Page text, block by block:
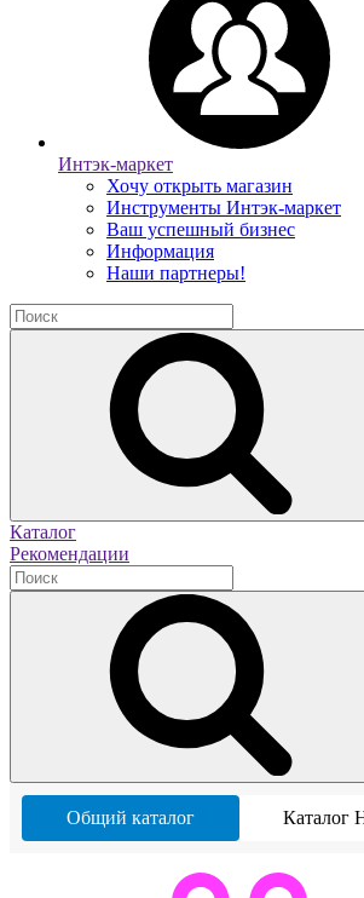
Интэк-маркет
Хочу открыть магазин
Инструменты Интэк-маркет
Ваш успешный бизнес
Информация
Наши партнеры!
Каталог
Рекомендации
Общий каталог Каталог